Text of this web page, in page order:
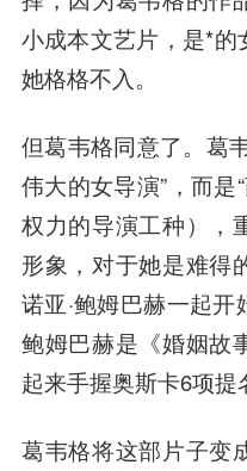
小成本文艺片，是*
她格格不入。
但葛韦格同意了。葛
伟大的女导演”，而是
权力的导演工种），
形象，对于她是难得
诺亚·鲍姆巴赫一起开
鲍姆巴赫是《婚姻故
起来手握奥斯卡6项提
葛韦格将这部片子变